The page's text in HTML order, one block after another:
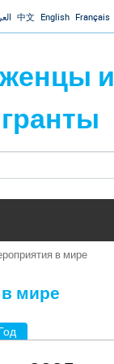
Jump to navigation
中文 English Français
и
в мире
мире